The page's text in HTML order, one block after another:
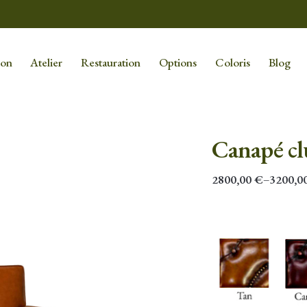
Atelier Restauration Options Coloris Blog
Canapé
2800,00€–